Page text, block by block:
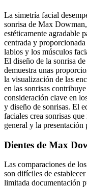
La simetría facial
sonrisa de Max
estéticamente agradable
centrada y
labios y los músculos
El diseño de la sonrisa
demuestra unas
la visualización de las
en las sonrisas
consideración clave en
y diseño de sonrisas. El
faciales crea sonrisas
general y la presentación
Dientes de Max
Las comparaciones de
son difíciles de
limitada documentación